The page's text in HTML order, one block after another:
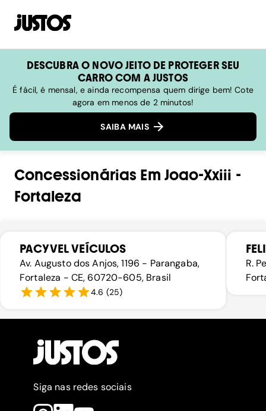
DESCUBRA O NOVO JEITO DE PROTEGER SEU
CARRO COM A JUSTOS
É fácil, é mensal, e ainda recompensa quem dirige bem! Cote
agora em menos de 2 minutos!
SAIBA MAIS
Concessionárias Em Joao-Xxiii -
Fortaleza
PACYVEL VEÍCULOS
Av. Augusto dos Anjos, 1196 - Parangaba,
Fortaleza - CE, 60720-605, Brasil
4.6 (25)
R.
Siga nas redes sociais